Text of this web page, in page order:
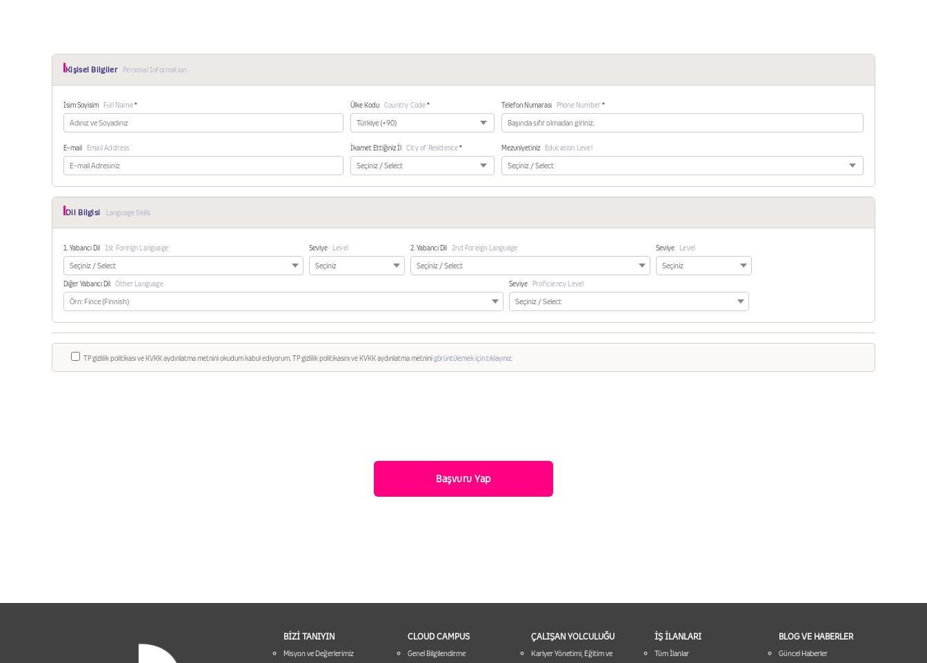
Kişisel Bilgiler Personal Information
İsim Soyisim Full Name* Ülke Kodu Country Code* Telefon Numarası Phone Number*
E-mail Email Address İkamet Ettiğiniz İl City of Residence* Mezuniyetiniz Education Level
Dil Bilgisi Language Skills
1. Yabancı Dil 1st Foreign Language Seviye Level 2. Yabancı Dil 2nd Foreign Language Seviye Level
Diğer Yabancı Dil Other Language Seviye Proficiency Level
TP gizlilik politikası ve KVKK aydınlatma metnini okudum kabul ediyorum. TP gizlilik politikasını ve KVKK aydınlatma metninigörüntülemek için tıklayınız.
BİZİ TANIYIN
Misyon ve Değerlerimiz
CLOUD CAMPUS
Genel Bilgilendirme
ÇALIŞAN YOLCULUĞU
Kariyer Yönetimi, Eğitim ve
İŞ İLANLARI
Tüm İlanlar
BLOG VE HABERLER
Güncel Haberler